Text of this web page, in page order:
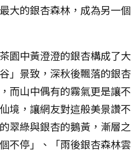
大的銀杏森林，成為另一個
園中黃澄澄的銀杏構成了大
」景致，深秋後飄落的銀杏
而山中偶有的霧氣更是讓不
境，讓網友對這般美景讚不
翠綠與銀杏的鵝黃，漸層之
不停」、「雨後銀杏森林雲